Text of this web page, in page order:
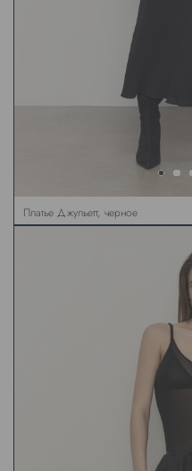
Платье Джульетт, черное